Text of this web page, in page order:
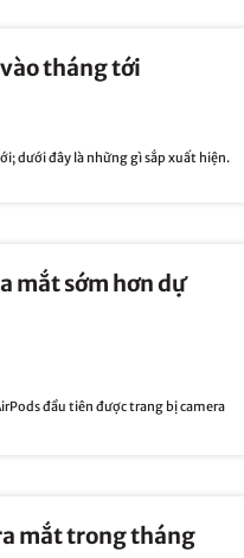
tháng tới
dưới đây là những gì sắp xuất hiện.
mắt sớm hơn dự
đầu tiên được trang bị camera
mắt trong tháng